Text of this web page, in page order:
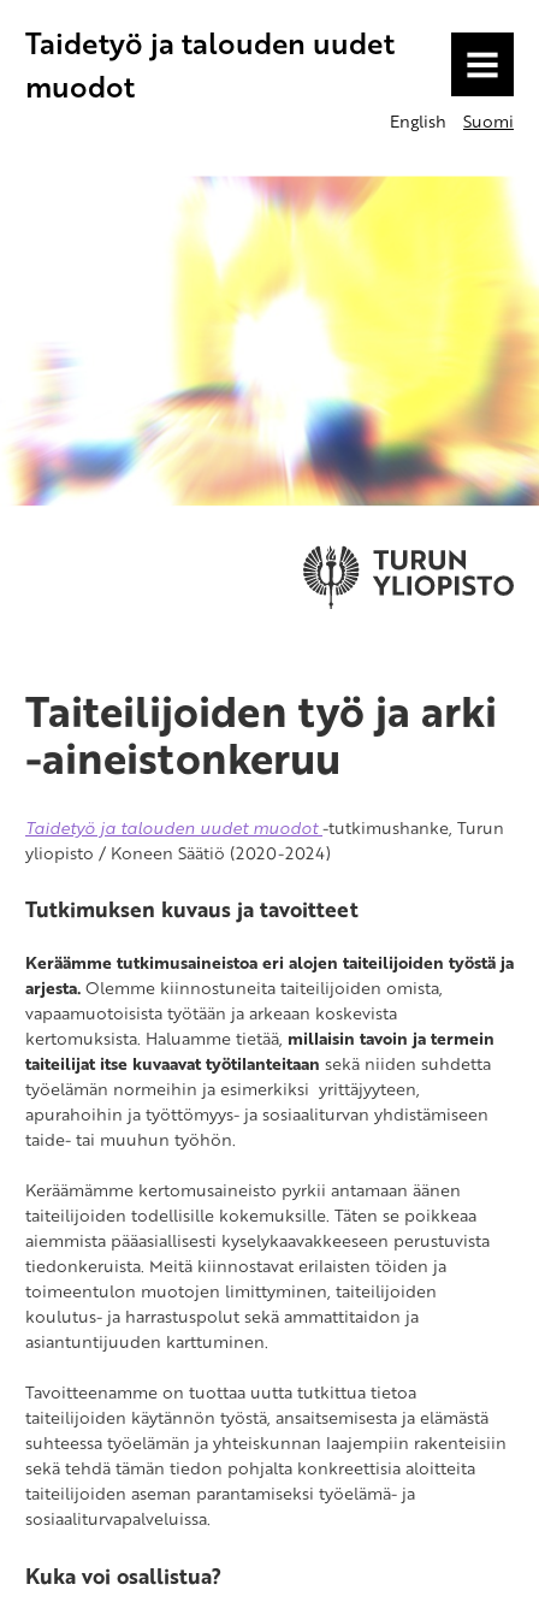
Taidetyö ja talouden uudet
muodot
MENU
English Suomi
Taiteilijoiden työ ja arki
-aineistonkeruu
Taidetyö ja talouden uudet muodot-tutkimushanke, Turun
yliopisto / Koneen Säätiö (2020-2024)
Tutkimuksen kuvaus ja tavoitteet
Keräämme tutkimusaineistoa eri alojen taiteilijoiden työstä ja
arjesta.Olemme kiinnostuneita taiteilijoiden omista,
vapaamuotoisista työtään ja arkeaan koskevista
kertomuksista. Haluamme tietää, millaisin tavoin ja termein
taiteilijat itse kuvaavat työtilanteitaan sekä niiden suhdetta
työelämän normeihin ja esimerkiksi yrittäjyyteen,
apurahoihin ja työttömyys- ja sosiaaliturvan yhdistämiseen
taide- tai muuhun työhön.
Keräämämme kertomusaineisto pyrkii antamaan äänen
taiteilijoiden todellisille kokemuksille. Täten se poikkeaa
aiemmista pääasiallisesti kyselykaavakkeeseen perustuvista
tiedonkeruista. Meitä kiinnostavat erilaisten töiden ja
toimeentulon muotojen limittyminen, taiteilijoiden
koulutus- ja harrastuspolut sekä ammattitaidon ja
asiantuntijuuden karttuminen.
Tavoitteenamme on tuottaa uutta tutkittua tietoa
taiteilijoiden käytännön työstä, ansaitsemisesta ja elämästä
suhteessa työelämän ja yhteiskunnan laajempiin rakenteisiin
sekä tehdä tämän tiedon pohjalta konkreettisia aloitteita
taiteilijoiden aseman parantamiseksi työelämä- ja
sosiaaliturvapalveluissa.
Kuka voi osallistua?